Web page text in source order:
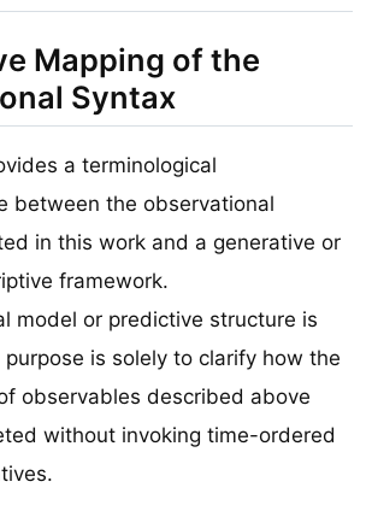
Mapping of the
Syntax
a terminological
between the observational
in this work and a generative or
framework.
model or predictive structure is
is solely to clarify how the
observables described above
without invoking time-ordered